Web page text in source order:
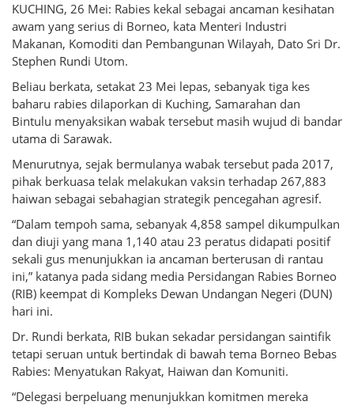
KUCHING, 26 Mei: Rabies kekal sebagai ancaman kesihatan
awam yang serius di Borneo, kata Menteri Industri
Makanan, Komoditi dan Pembangunan Wilayah, Dato Sri Dr.
Stephen Rundi Utom.
Beliau berkata, setakat 23 Mei lepas, sebanyak tiga kes
baharu rabies dilaporkan di Kuching, Samarahan dan
Bintulu menyaksikan wabak tersebut masih wujud di bandar
utama di Sarawak.
Menurutnya, sejak bermulanya wabak tersebut pada 2017,
pihak berkuasa telak melakukan vaksin terhadap 267,883
haiwan sebagai sebahagian strategik pencegahan agresif.
“Dalam tempoh sama, sebanyak 4,858 sampel dikumpulkan
dan diuji yang mana 1,140 atau 23 peratus didapati positif
sekali gus menunjukkan ia ancaman berterusan di rantau
ini,” katanya pada sidang media Persidangan Rabies Borneo
(RIB) keempat di Kompleks Dewan Undangan Negeri (DUN)
hari ini.
Dr. Rundi berkata, RIB bukan sekadar persidangan saintifik
tetapi seruan untuk bertindak di bawah tema Borneo Bebas
Rabies: Menyatukan Rakyat, Haiwan dan Komuniti.
“Delegasi berpeluang menunjukkan komitmen mereka